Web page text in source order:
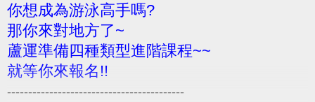
你想成為游泳高手嗎?
那你來對地方了~
蘆運準備四種類型進階課程~~
就等你來報名!!
------------------------------------------